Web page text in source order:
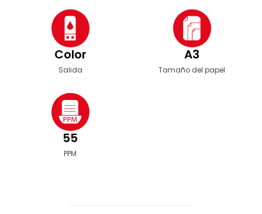
Color
Salida
A3
Tamaño del papel
55
PPM